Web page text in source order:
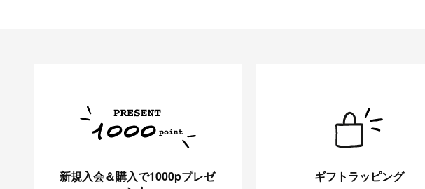
新規入会＆購入で1000pプレゼ
ギフトラッピング